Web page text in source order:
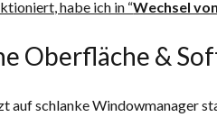
habe ich in “Wechsel
Oberfläche &
auf schlanke Windowmanager